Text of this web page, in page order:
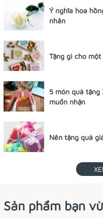
Ý nghĩa hoa
nhân
Tặng gì cho
5 món quà tặng
muốn nhận
Nên tặng quà
Sản phẩm bạn